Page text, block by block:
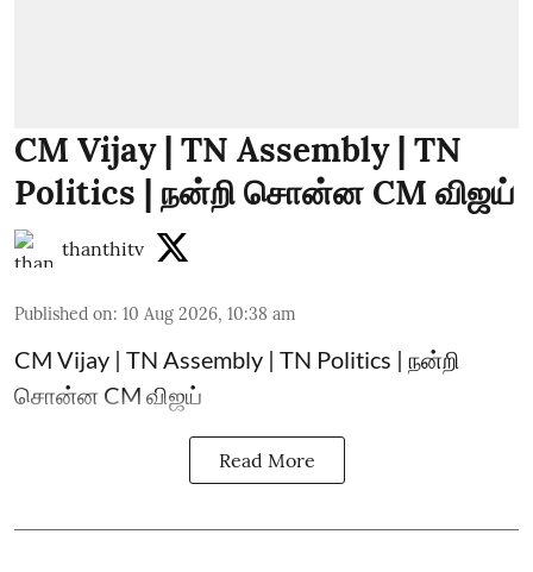
CM Vijay | TN Assembly | TN
Politics | நன்றி சொன்ன CM விஜய்
thanthitv
Published on: 10 Aug 2026, 10:38 am
CM Vijay | TN Assembly | TN Politics | நன்றி
சொன்ன CM விஜய்
Read More